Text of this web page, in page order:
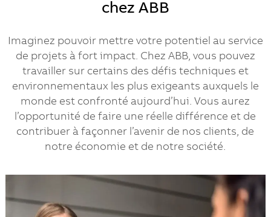
chez ABB
Imaginez pouvoir mettre votre potentiel au service
de projets à fort impact. Chez ABB, vous pouvez
travailler sur certains des défis techniques et
environnementaux les plus exigeants auxquels le
monde est confronté aujourd’hui. Vous aurez
l’opportunité de faire une réelle différence et de
contribuer à façonner l’avenir de nos clients, de
notre économie et de notre société.